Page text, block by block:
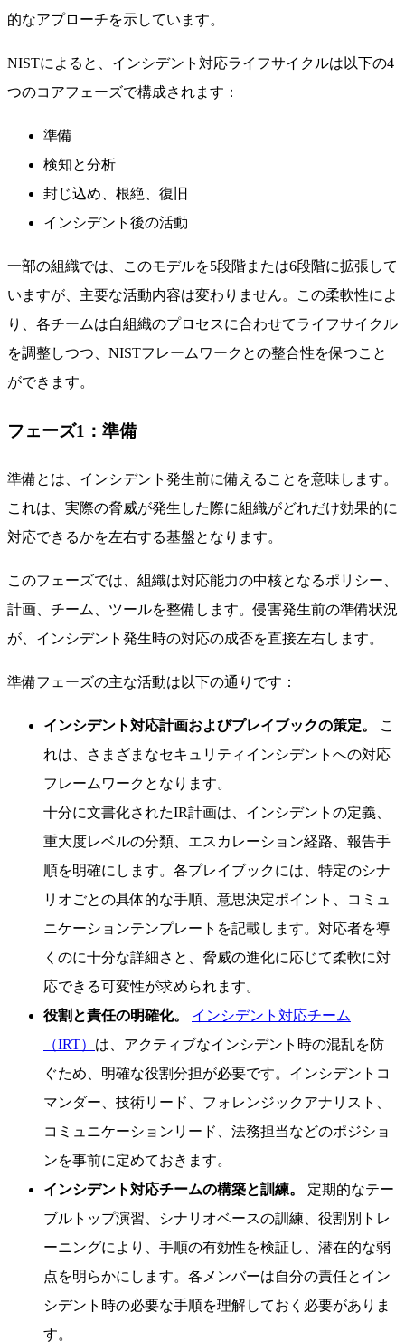
的なアプローチを示しています。
NISTによると、インシデント対応ライフサイクルは以下の4
つのコアフェーズで構成されます：
準備
検知と分析
封じ込め、根絶、復旧
インシデント後の活動
一部の組織では、このモデルを5段階または6段階に拡張して
いますが、主要な活動内容は変わりません。この柔軟性によ
り、各チームは自組織のプロセスに合わせてライフサイクル
を調整しつつ、NISTフレームワークとの整合性を保つこと
ができます。
フェーズ1：準備
準備とは、インシデント発生前に備えることを意味します。
これは、実際の脅威が発生した際に組織がどれだけ効果的に
対応できるかを左右する基盤となります。
このフェーズでは、組織は対応能力の中核となるポリシー、
計画、チーム、ツールを整備します。侵害発生前の準備状況
が、インシデント発生時の対応の成否を直接左右します。
準備フェーズの主な活動は以下の通りです：
インシデント対応計画およびプレイブックの策定。
こ
れは、さまざまなセキュリティインシデントへの対応
フレームワークとなります。
十分に文書化されたIR計画は、インシデントの定義、
重大度レベルの分類、エスカレーション経路、報告手
順を明確にします。各プレイブックには、特定のシナ
リオごとの具体的な手順、意思決定ポイント、コミュ
ニケーションテンプレートを記載します。対応者を導
くのに十分な詳細さと、脅威の進化に応じて柔軟に対
応できる可変性が求められます。
役割と責任の明確化。
インシデント対応チーム
（IRT） は、アクティブなインシデント時の混乱を防
ぐため、明確な役割分担が必要です。インシデントコ
マンダー、技術リード、フォレンジックアナリスト、
コミュニケーションリード、法務担当などのポジショ
ンを事前に定めておきます。
インシデント対応チームの構築と訓練。
定期的なテー
ブルトップ演習、シナリオベースの訓練、役割別トレ
ーニングにより、手順の有効性を検証し、潜在的な弱
点を明らかにします。各メンバーは自分の責任とイン
シデント時の必要な手順を理解しておく必要がありま
す。